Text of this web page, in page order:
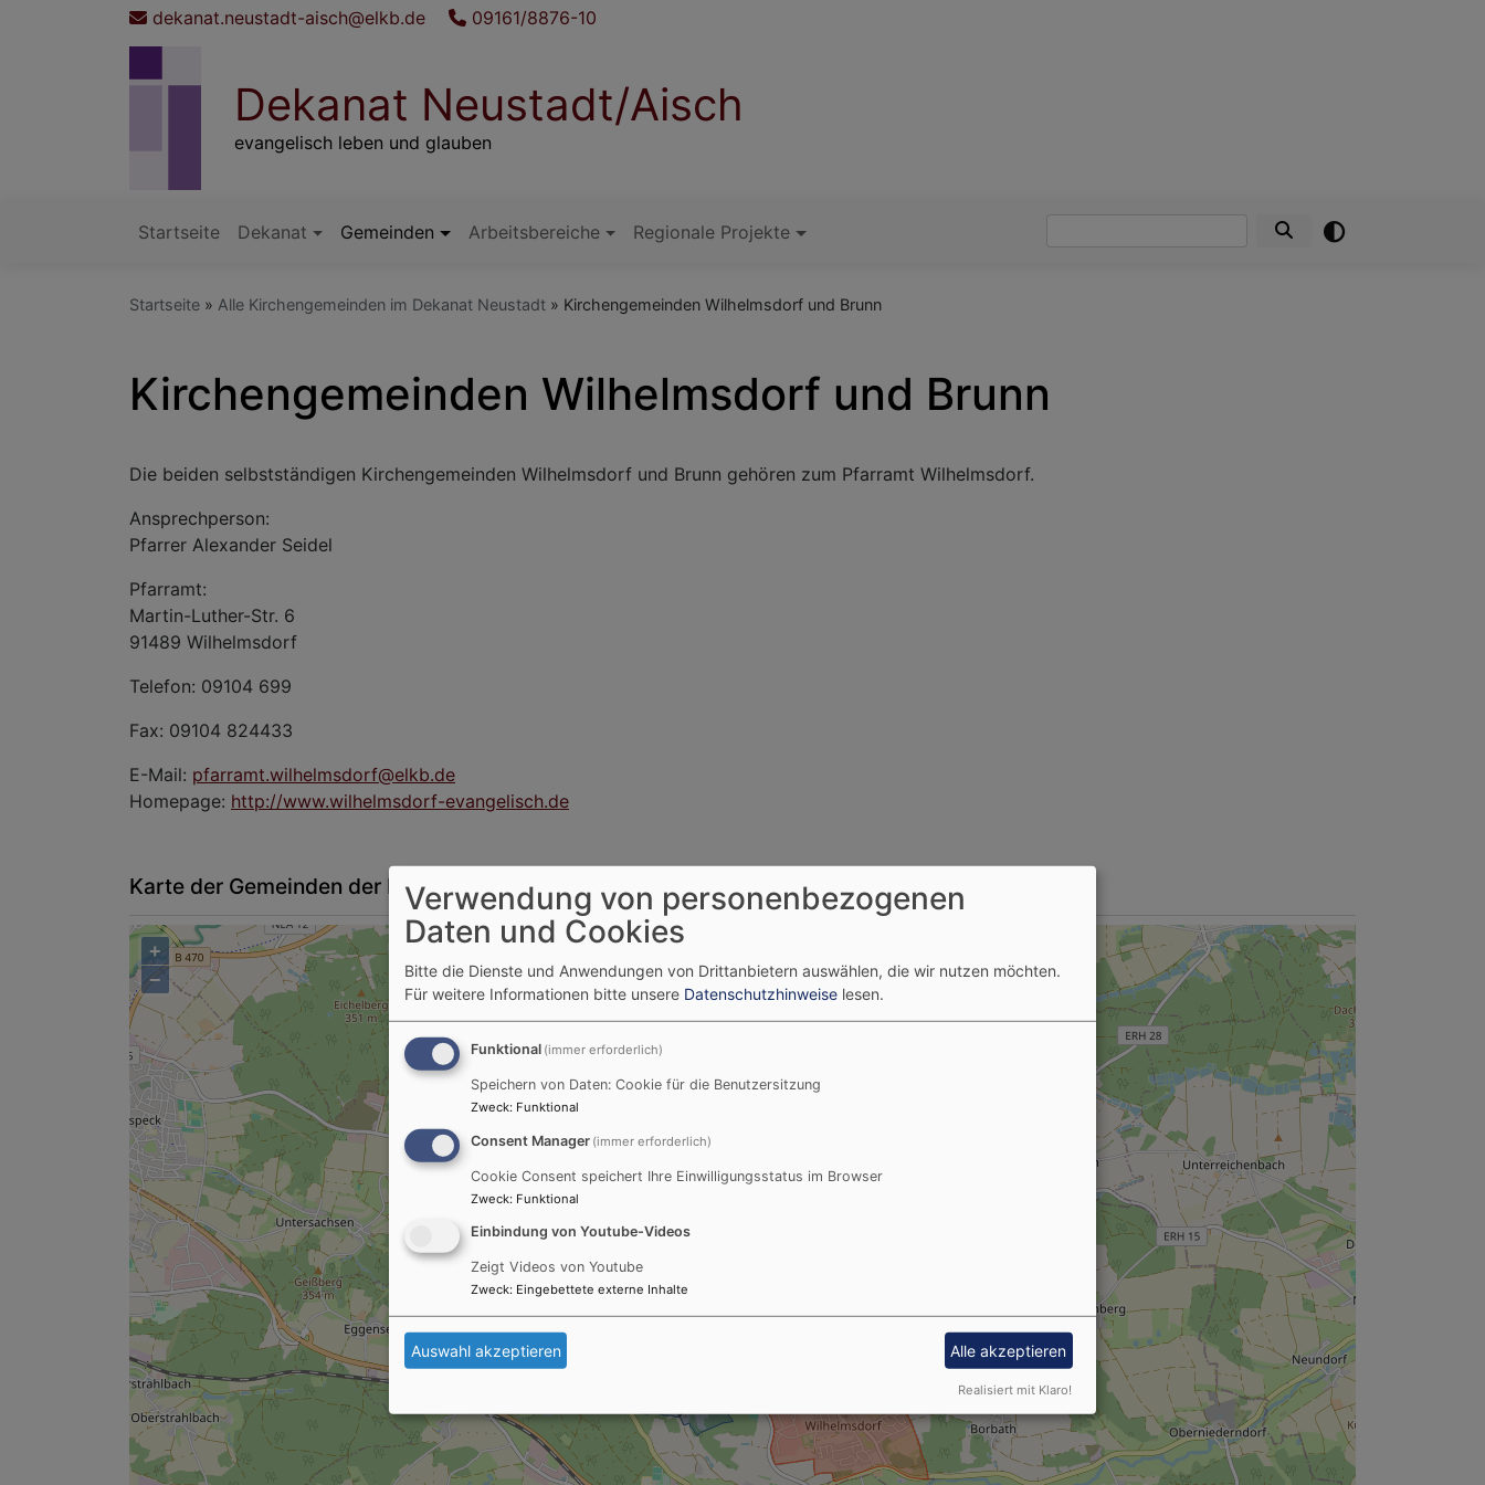
dekanat.neustadt-aisch@elkb.de 09161/8876-10
Dekanat Neustadt/Aisch
evangelisch leben und glauben
Hauptnavigation
Startseite Dekanat Gemeinden Arbeitsbereiche Regionale Projekte
Startseite Alle Kirchengemeinden im Dekanat Neustadt Kirchengemeinden Wilhelmsdorf und Brunn
Kirchengemeinden Wilhelmsdorf und Brunn
Die beiden selbstständigen Kirchengemeinden Wilhelmsdorf und Brunn gehören zum Pfarramt Wilhelmsdorf.
Ansprechperson:
Pfarrer Alexander Seidel
Pfarramt:
Martin-Luther-Str. 6
91489 Wilhelmsdorf
Telefon: 09104 699
Fax: 09104 824433
E-Mail: pfarramt.wilhelmsdorf@elkb.de
Homepage: http://www.wilhelmsdorf-evangelisch.de
Karte der Gemeinden der Pfarrei Wilhelmsdorf-Brunn
+
−
Verwendung von personenbezogenen
Daten und Cookies
Bitte die Dienste und Anwendungen von Drittanbietern auswählen, die wir nutzen möchten.
Für weitere Informationen bitte unsere Datenschutzhinweise lesen.
Funktional (immer erforderlich)
Speichern von Daten: Cookie für die Benutzersitzung
Zweck: Funktional
Consent Manager (immer erforderlich)
Cookie Consent speichert Ihre Einwilligungsstatus im Browser
Zweck: Funktional
Einbindung von Youtube-Videos
Zeigt Videos von Youtube
Zweck: Eingebettete externe Inhalte
Auswahl akzeptieren Alle akzeptieren
Realisiert mit Klaro!